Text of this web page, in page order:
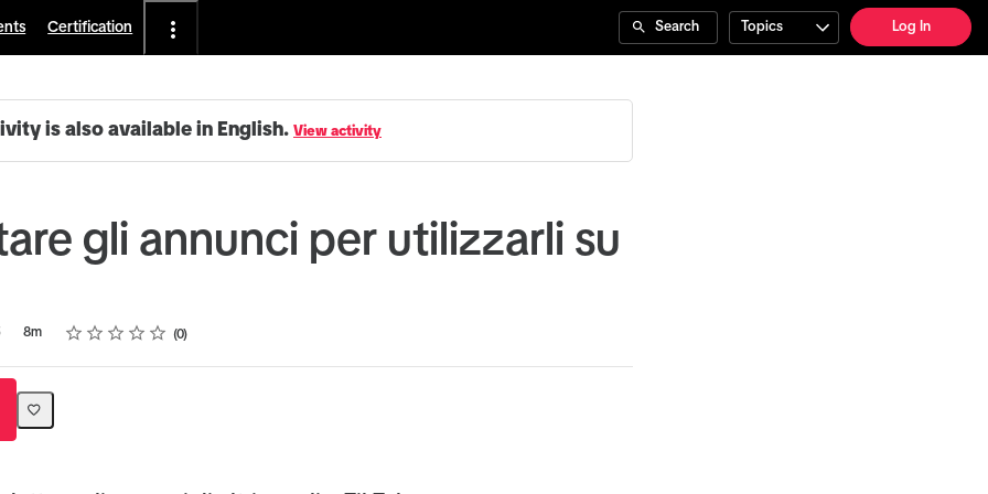
Certification Search Topics Log In
is also available in English. View activity
gli annunci per utilizzarli su
8m Rating
1 star
2 stars
3 stars
4 stars
5 stars 0